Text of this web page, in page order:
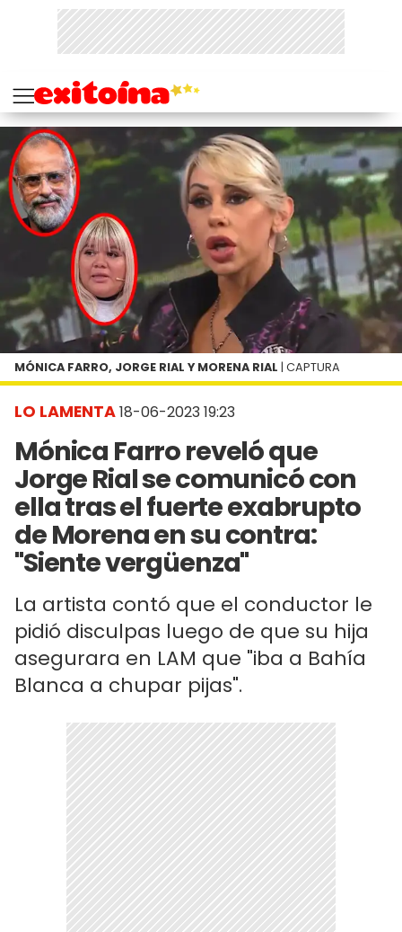
LO LAMENTA18-06-2023 19:23
Mónica Farro reveló que
Jorge Rial se comunicó con
ella tras el fuerte exabrupto
de Morena en su contra:
"Siente vergüenza"
La artista contó que el conductor le
pidió disculpas luego de que su hija
asegurara en LAM que "iba a Bahía
Blanca a chupar pijas".
MÓNICA FARRO, JORGE RIAL Y MORENA RIAL | CAPTURA